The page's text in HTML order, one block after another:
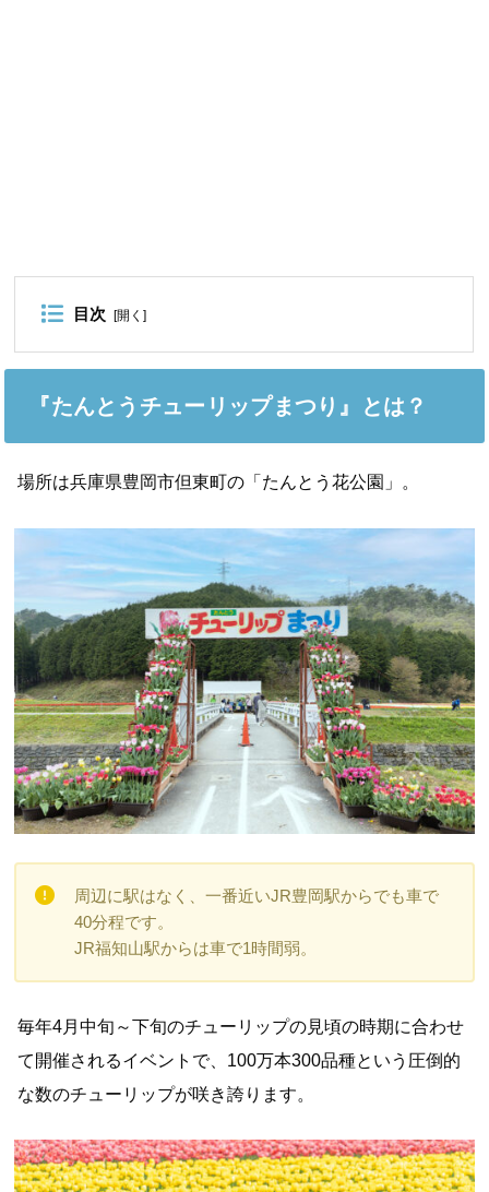
目次 [開く ]
『たんとうチューリップまつり』とは？
場所は兵庫県豊岡市但東町の「たんとう花公園」。
周辺に駅はなく、一番近いJR豊岡駅からでも車で
40分程です。
JR福知山駅からは車で1時間弱。
毎年4月中旬～下旬のチューリップの見頃の時期に合わせ
て開催されるイベントで、100万本300品種という圧倒的
な数のチューリップが咲き誇ります。